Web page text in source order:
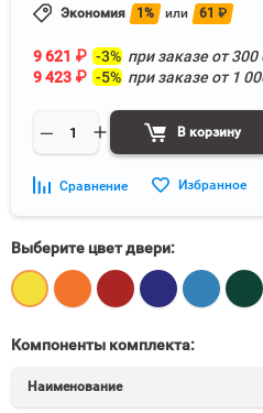
Экономия 1% или 61 ₽
9 621 ₽ -3% при заказе от300
9 423 ₽ -5% при заказе от 1
В корзину
Сравнение Избранное
Выберите цвет двери:
Компоненты комплекта:
Наименование